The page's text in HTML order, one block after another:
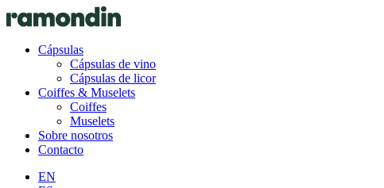
Cápsulas
Cápsulas de vino
Cápsulas de licor
Coiffes & Muselets
Coiffes
Muselets
Sobre nosotros
Contacto
EN